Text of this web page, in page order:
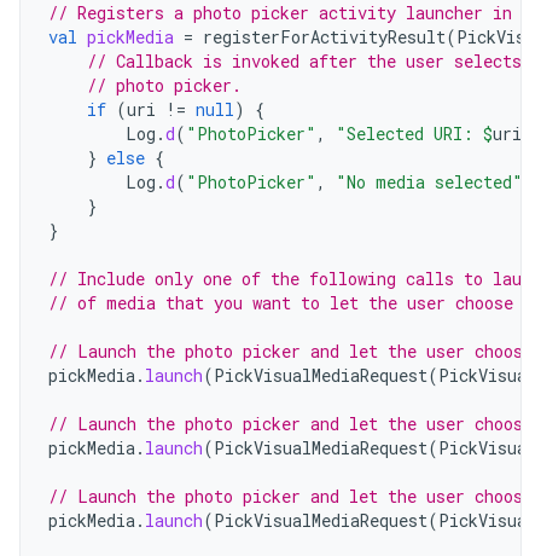
// Registers a photo picker activity launcher in
val pickMedia = registerForActivityResult(
// Callback is invoked after the user selects
// photo picker.
if (uri != null)
{
Log .d( "PhotoPicker" , "Selected URI: $uri
} else {
Log .d( "PhotoPicker" , "No media selected"
}
}
// Include only one of the following calls to
// of media that you want to let the user choose
// Launch the photo picker and let the user choose
pickMedia. launch(PickVisualMediaRequest(
// Launch the photo picker and let the user choose
pickMedia. launch(PickVisualMediaRequest(
// Launch the photo picker and let the user
pickMedia. launch(PickVisualMediaRequest(